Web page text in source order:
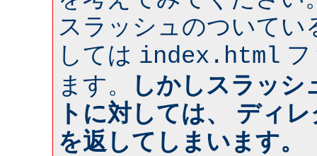
スラッシュのついてい
しては index.html
ます。
しかしスラッシ
トに対しては、 ディ
を返してしまいます。